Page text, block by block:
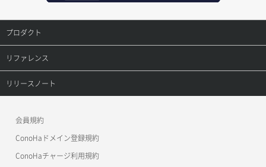
サーバープラン一覧取得
サーバープラン変更
サーバープラン詳細一覧取得
サーバープラン詳細取得
サーバーメタデータ取得
ネットワーク一覧取得
ネットワーク作成（ローカルネットワーク用）
メンバー更新
メンバー詳細取得
メンバー追加
オブジェクト複製
オブジェクト詳細取得
コンテナ一覧取得
コンテナ作成
コンテナ削除
レコード更新
レコード詳細取得
プロダクト
プロダクトトップ
ConoHa VPS(Ver.3.0)
ConoHa for GAME
リファレンス
リファレンストップ
OpenStack CLI
リリースノート
会員規約
ConoHaドメイン登録規約
ConoHaチャージ利用規約